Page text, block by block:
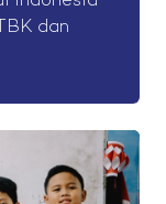
dan